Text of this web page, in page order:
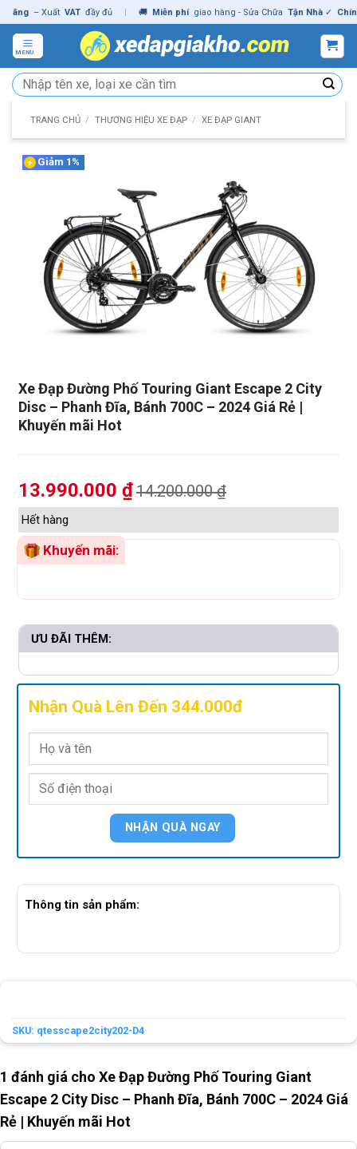
Skip
to
content
– Xuất VAT đầy đủ | 🚚 Miễn phí giao hàng - Sửa Chữa Tận Nhà ✓ Chính
MENU
Tìm
kiếm:
TRANG CHỦ / THƯƠNG HIỆU XE ĐẠP / XE ĐẠP GIANT
Xe Đạp Đường Phố Touring Giant Escape 2 City
Disc – Phanh Đĩa, Bánh 700C – 2024 Giá Rẻ |
Khuyến mãi Hot
Giảm 1%
13.990.000 ₫14.200.000₫
Hết hàng
Khuyến mãi:
ƯU ĐÃI THÊM:
Nhận Quà Lên Đến 344.000đ
Thông tin sản phẩm:
SKU: qtesscape2city202-D4
1 đánh giá cho Xe Đạp Đường Phố Touring Giant
Escape 2 City Disc – Phanh Đĩa, Bánh 700C – 2024 Giá
Rẻ | Khuyến mãi Hot